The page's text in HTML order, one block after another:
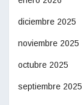
diciembre 2025
noviembre 2025
octubre 2025
septiembre 2025